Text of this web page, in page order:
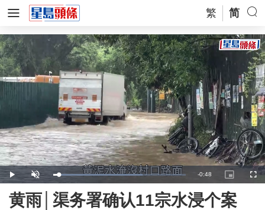
繁 简
Play Unmute Loaded:
67.40%
Remaining
Time
-0:48
Picture-
in-
黄雨│渠务署确认11宗水浸个案